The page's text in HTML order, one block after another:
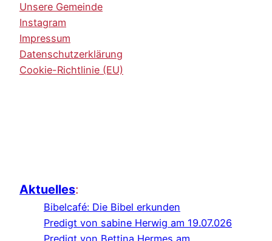
Unsere Gemeinde
Instagram
Impressum
Datenschutzerklärung
Cookie-Richtlinie (EU)
Aktuelles:
Bibelcafé: Die Bibel erkunden
Predigt von sabine Herwig am 19.07.026